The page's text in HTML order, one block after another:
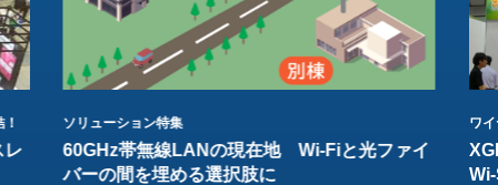
レ
ソリューション特集
60GHz帯無線LANの現在地 Wi-Fiと光ファイ
バーの間を埋める選択肢に
ワ